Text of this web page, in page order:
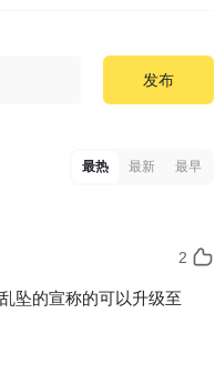
发布
最热 最新 最早
2
坠的宣称的可以升级至